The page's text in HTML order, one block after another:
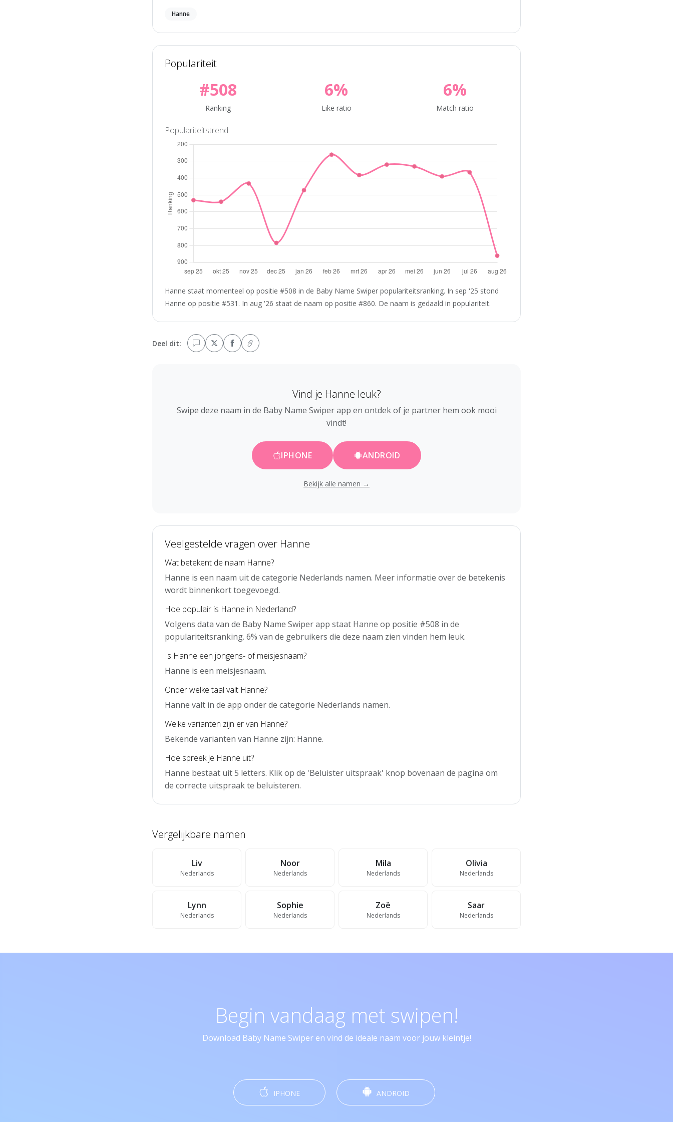
Hanne
Populariteit
#508
Ranking
6%
Like ratio
6%
Match ratio
Populariteitstrend
Hanne staat momenteel op positie #508 in de Baby Name Swiper populariteitsranking. In sep '25 stond
Hanne op positie #531. In aug '26 staat de naam op positie #860. De naam is gedaald in populariteit.
Deel dit:
Vind je Hanne leuk?
Swipe deze naam in de Baby Name Swiper app en ontdek of je partner hem ook mooi
vindt!
IPHONE ANDROID
Bekijk alle namen →
Veelgestelde vragen over Hanne
Wat betekent de naam Hanne?
Hanne is een naam uit de categorie Nederlands namen. Meer informatie over de betekenis
wordt binnenkort toegevoegd.
Hoe populair is Hanne in Nederland?
Volgens data van de Baby Name Swiper app staat Hanne op positie #508 in de
populariteitsranking. 6% van de gebruikers die deze naam zien vinden hem leuk.
Is Hanne een jongens- of meisjesnaam?
Hanne is een meisjesnaam.
Onder welke taal valt Hanne?
Hanne valt in de app onder de categorie Nederlands namen.
Welke varianten zijn er van Hanne?
Bekende varianten van Hanne zijn: Hanne.
Hoe spreek je Hanne uit?
Hanne bestaat uit 5 letters. Klik op de 'Beluister uitspraak' knop bovenaan de pagina om
de correcte uitspraak te beluisteren.
Vergelijkbare namen
Liv
Nederlands
Noor
Nederlands
Mila
Nederlands
Olivia
Nederlands
Lynn
Nederlands
Sophie
Nederlands
Zoë
Nederlands
Saar
Nederlands
Begin vandaag met swipen!
Download Baby Name Swiper en vind de ideale naam voor jouw kleintje!
IPHONE ANDROID